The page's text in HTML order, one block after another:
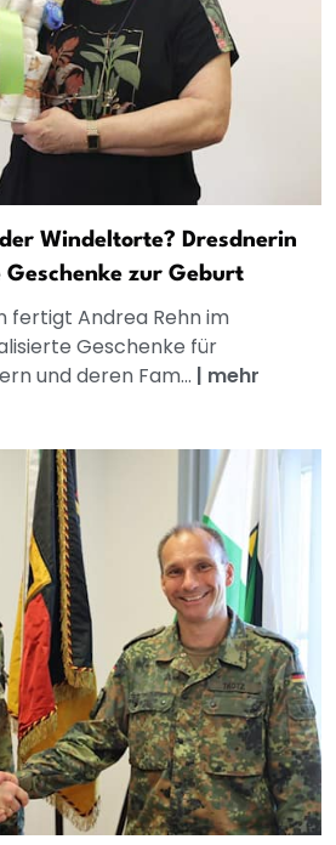
Windeltorte? Dresdnerin
zur Geburt
fertigt Andrea Rehn im
Geschenke für
und deren Fam... | mehr